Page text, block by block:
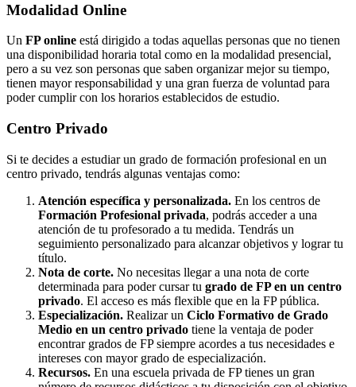
Modalidad Online
Un FP online está dirigido a todas aquellas personas que no tienen
una disponibilidad horaria total como en la modalidad presencial,
pero a su vez son personas que saben organizar mejor su tiempo,
tienen mayor responsabilidad y una gran fuerza de voluntad para
poder cumplir con los horarios establecidos de estudio.
Centro Privado
Si te decides a estudiar un grado de formación profesional en un
centro privado, tendrás algunas ventajas como:
Atención específica y personalizada. En los centros de
Formación Profesional privada, podrás acceder a una
atención de tu profesorado a tu medida. Tendrás un
seguimiento personalizado para alcanzar objetivos y lograr tu
título.
Nota de corte. No necesitas llegar a una nota de corte
determinada para poder cursar tu grado de FP en un centro
privado. El acceso es más flexible que en la FP pública.
Especialización. Realizar un Ciclo Formativo de Grado
Medio en un centro privado tiene la ventaja de poder
encontrar grados de FP siempre acordes a tus necesidades e
intereses con mayor grado de especialización.
Recursos. En una escuela privada de FP tienes un gran